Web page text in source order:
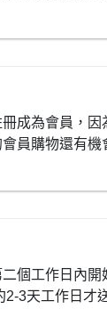
成為會員，
員購物還有
個工作日內
3天工作日才